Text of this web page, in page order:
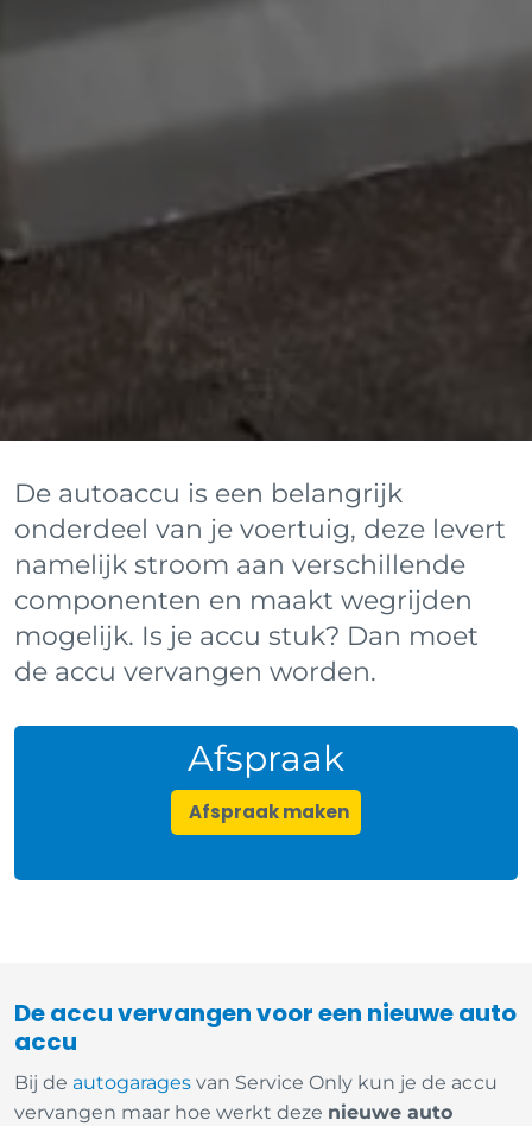
De autoaccu is een belangrijk
onderdeel van je voertuig, deze levert
namelijk stroom aan verschillende
componenten en maakt wegrijden
mogelijk. Is je accu stuk? Dan moet
de accu vervangen worden.
Afspraak
Afspraak maken
De accu vervangen voor een nieuwe auto
accu
Bij de autogarages van Service Only kun je de accu
vervangen maar hoe werkt deze nieuwe auto